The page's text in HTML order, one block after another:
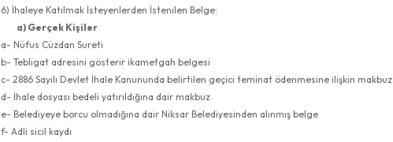
6) İhaleye Katılmak İsteyenlerden İstenilen Belge:
a) Gerçek Kişiler
a- Nüfus Cüzdan Sureti
b- Tebligat adresini gösterir ikametgah belgesi
c- 2886 Sayılı Devlet İhale Kanununda belirtilen geçici teminat ödenmesine ilişkin makbuz
d- İhale dosyası bedeli yatırıldığına dair makbuz
e- Belediyeye borcu olmadığına dair Niksar Belediyesinden alınmış belge
f- Adli sicil kaydı